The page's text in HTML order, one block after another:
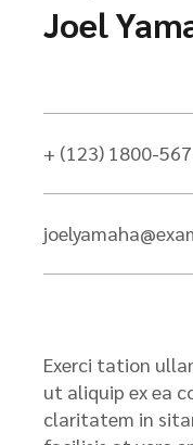
Joel
+ (123) 1800-
Exerci tation
ut aliquip ex ea
claritatem in